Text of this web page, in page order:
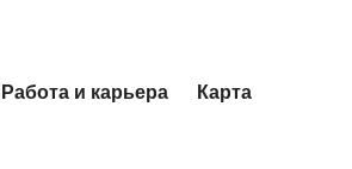
Работа и карьера Карта